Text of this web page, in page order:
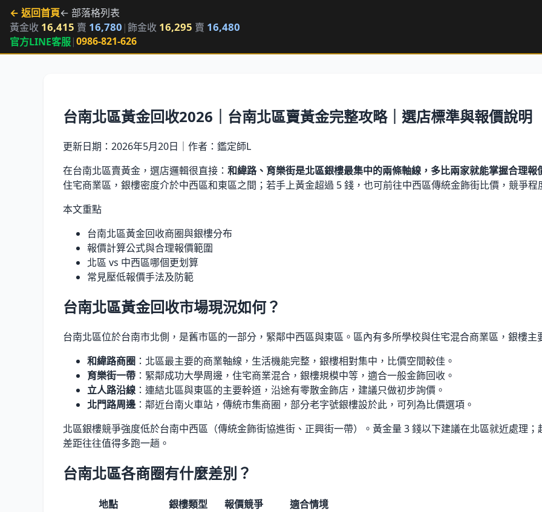
← 返回首頁← 部落格列表
黃金收 16,415 賣 16,780 |飾金收 16,295 賣 16,480
官方LINE客服|0986-821-626
台南北區黃金回收2026｜台南北區賣黃金完整攻略｜選店標準與報價說明
更新日期： 2026年5月20日 ｜作者：鑑定師L
在台南北區賣黃金，選店邏輯很直接： 和緯路、育樂街是北區銀樓最集中的兩條軸線，多比兩家就能掌握合理報
住宅商業區，銀樓密度介於中西區和東區之間；若手上黃金超過 5 錢，也可前往中西區傳統金飾街比價，競爭程
本文重點
台南北區黃金回收商圈與銀樓分布
報價計算公式與合理報價範圍
北區 vs 中西區哪個更划算
常見壓低報價手法及防範
台南北區黃金回收市場現況如何？
台南北區位於台南市北側，是舊市區的一部分，緊鄰中西區與東區。區內有多所學校與住宅混合商業區，銀樓主
和緯路商圈 ：北區最主要的商業軸線，生活機能完整，銀樓相對集中，比價空間較佳。
育樂街一帶 ：緊鄰成功大學周邊，住宅商業混合，銀樓規模中等，適合一般金飾回收。
立人路沿線 ：連結北區與東區的主要幹道，沿途有零散金飾店，建議只做初步詢價。
北門路周邊：鄰近台南火車站，傳統市集商圈，部分老字號銀樓設於此，可列為比價選項。
北區銀樓競爭強度低於台南中西區（傳統金飾街協進街、正興街一帶）。黃金量 3 錢以下建議在北區就近處理；
差距往往值得多跑一趟。
台南北區各商圈有什麼差別？
地點 銀樓類型 報價競爭
適合情境